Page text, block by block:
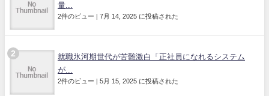
量...
2件のビュー | 7月 14, 2025 に投稿された
就職氷河期世代が苦難激白「正社員になれるシステム
が...
2件のビュー | 5月 15, 2025 に投稿された